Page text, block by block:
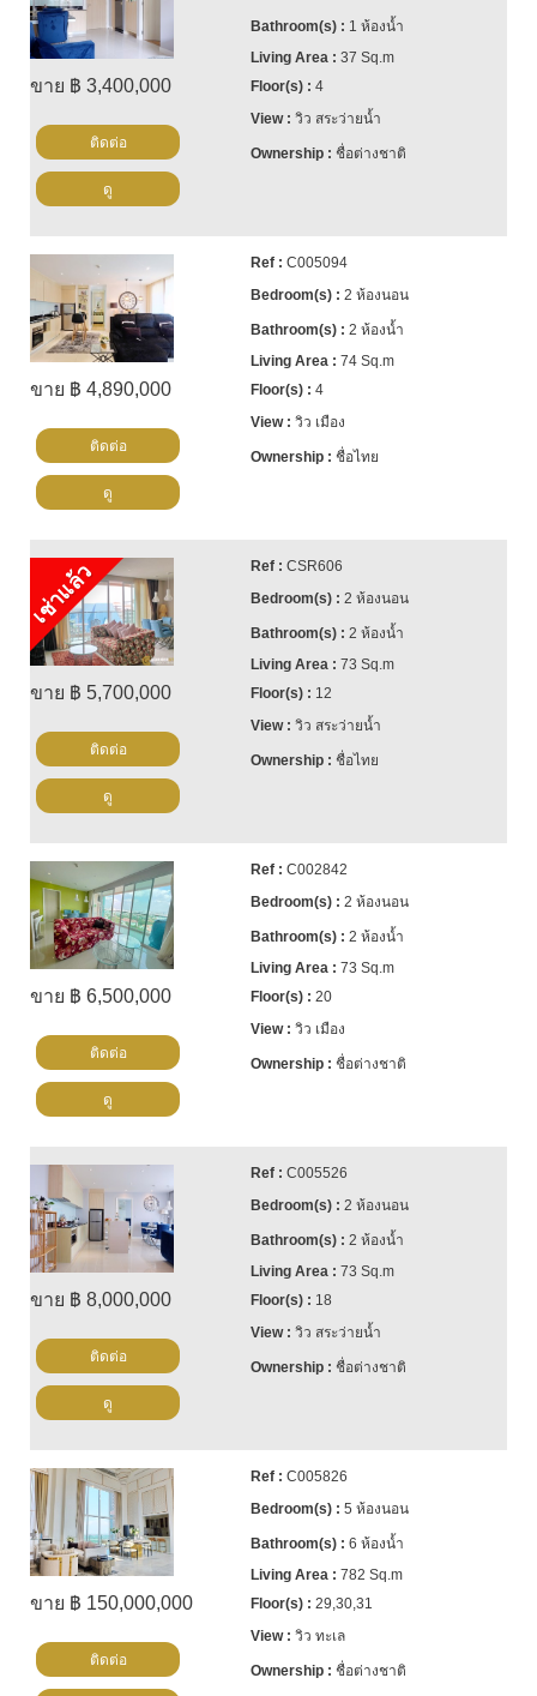
ขาย ฿ 3,400,000
1 ห้องน้ำ
37 Sq.m
4
วิว สระว่ายน้ำ
ชื่อต่างชาติ
ติดต่อ
ดู
ขาย ฿ 4,890,000
C005094
2 ห้องนอน
2 ห้องน้ำ
74 Sq.m
4
วิว เมือง
ชื่อไทย
ติดต่อ
ดู
เช่าแล้ว
ขาย ฿ 5,700,000
CSR606
2 ห้องนอน
2 ห้องน้ำ
73 Sq.m
12
วิว สระว่ายน้ำ
ชื่อไทย
ติดต่อ
ดู
ขาย ฿ 6,500,000
C002842
2 ห้องนอน
2 ห้องน้ำ
73 Sq.m
20
วิว เมือง
ชื่อต่างชาติ
ติดต่อ
ดู
ขาย ฿ 8,000,000
C005526
2 ห้องนอน
2 ห้องน้ำ
73 Sq.m
18
วิว สระว่ายน้ำ
ชื่อต่างชาติ
ติดต่อ
ดู
ขาย ฿ 150,000,000
C005826
5 ห้องนอน
6 ห้องน้ำ
782 Sq.m
29,30,31
วิว ทะเล
ชื่อต่างชาติ
ติดต่อ